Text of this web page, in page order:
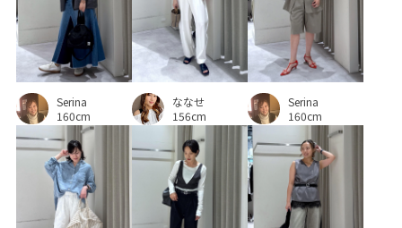
Serina
160cm
ななせ
156cm
Serina
160cm